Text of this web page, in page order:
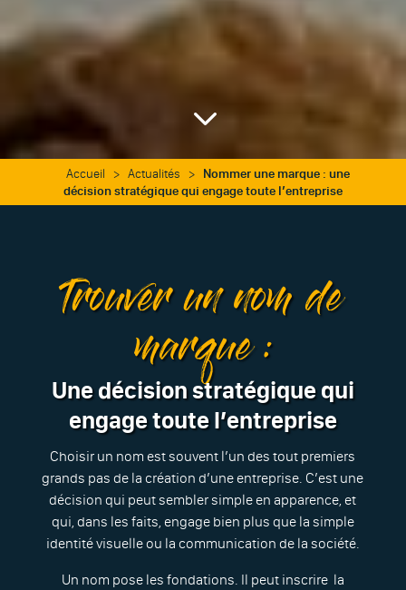
3
Accueil > Actualités >
Nommer une marque : une
décision stratégique qui engage toute l’entreprise
Trouver un nom de
marque :
Une décision stratégique qui
engage toute l’entreprise
Choisir un nom est souvent l’un des tout premiers
grands pas de la création d’une entreprise. C’est une
décision qui peut sembler simple en apparence, et
qui, dans les faits, engage bien plus que la simple
identité visuelle ou la communication de la société.
Un nom pose les fondations. Il peut inscrire la